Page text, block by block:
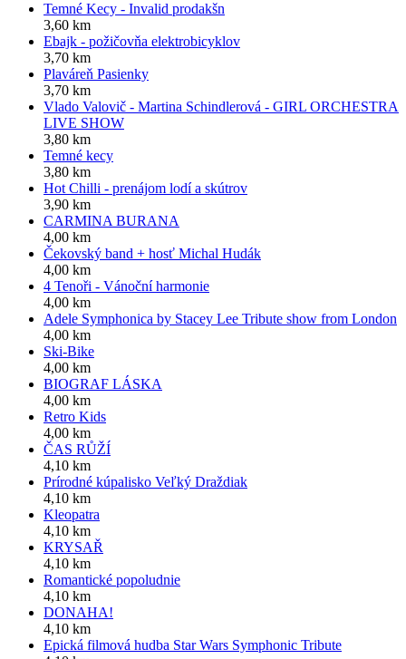
Temné Kecy - Invalid prodakšn
3,60 km
Ebajk - požičovňa elektrobicyklov
3,70 km
Plaváreň Pasienky
3,70 km
Vlado Valovič - Martina Schindlerová - GIRL ORCHESTRA
LIVE SHOW
3,80 km
Temné kecy
3,80 km
Hot Chilli - prenájom lodí a skútrov
3,90 km
CARMINA BURANA
4,00 km
Čekovský band + hosť Michal Hudák
4,00 km
4 Tenoři - Vánoční harmonie
4,00 km
Adele Symphonica by Stacey Lee Tribute show from London
4,00 km
Ski-Bike
4,00 km
BIOGRAF LÁSKA
4,00 km
Retro Kids
4,00 km
ČAS RŮŽÍ
4,10 km
Prírodné kúpalisko Veľký Draždiak
4,10 km
Kleopatra
4,10 km
KRYSAŘ
4,10 km
Romantické popoludnie
4,10 km
DONAHA!
4,10 km
Epická filmová hudba Star Wars Symphonic Tribute